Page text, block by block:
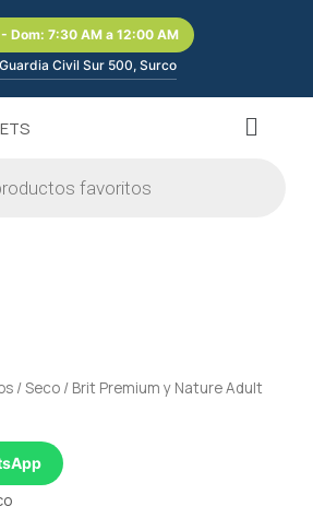
Dom: 7:30 AM a 12:00 AM
Civil Sur 500, Surco
Menú
/Seco / Brit Premium y Nature Adult